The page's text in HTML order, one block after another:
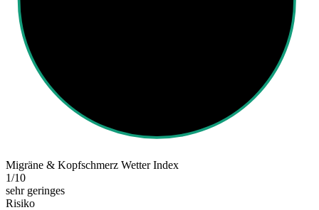
Migräne & Kopfschmerz Wetter Index
1/10
sehr geringes
Risiko